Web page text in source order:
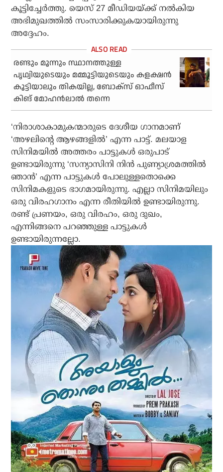
കൂട്ടിച്ചേര്‍ത്തു. യെസ് 27 മീഡിയയ്ക്ക് നല്‍കിയ
അഭിമുഖത്തില്‍ സംസാരിക്കുകയായിരുന്നു
അദ്ദേഹം.
രണ്ടും മൂന്നും സ്ഥാനത്തുള്ള
പൃഥ്വിയുടെയും മമ്മൂട്ടിയുടെയും കളക്ഷന്‍
കൂട്ടിയാലും തികയില്ല, ബോക്‌സ് ഓഫീസ്
കിങ് മോഹന്‍ലാല്‍ തന്നെ
‘നിരാശാകാമുകന്മാരുടെ ദേശീയ ഗാനമാണ്
‘അഴലിന്റെ ആഴങ്ങളില്‍’ എന്ന പാട്ട്. മലയാള
സിനിമയില്‍ അത്തരം പാട്ടുകള്‍ ഒരുപാട്
ഉണ്ടായിരുന്നു ‘സന്യാസിനി നിന്‍ പുണ്യാശ്രമത്തില്‍
ഞാന്‍’ എന്ന പാട്ടുകള്‍ പോലുള്ളതൊക്കെ
സിനിമകളുടെ ഭാഗമായിരുന്നു. എല്ലാ സിനിമയിലും
ഒരു വിരഹഗാനം എന്ന രീതിയില്‍ ഉണ്ടായിരുന്നു.
രണ്ട് പ്രണയം, ഒരു വിരഹം, ഒരു ദുഖം,
എന്നിങ്ങനെ പറഞ്ഞുള്ള പാട്ടുകള്‍
ഉണ്ടായിരുന്നല്ലോ.